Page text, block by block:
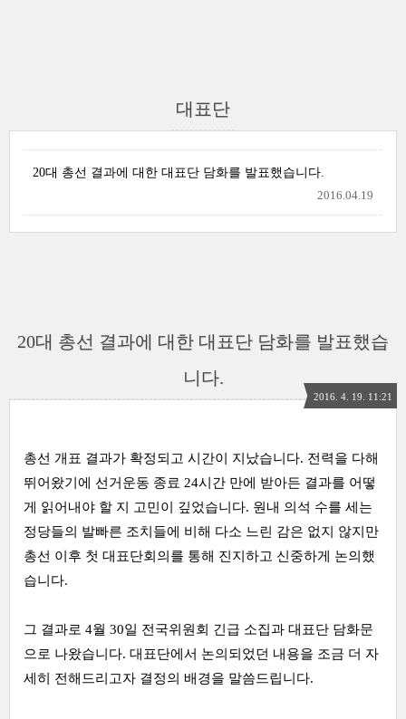
대표단
20대 총선 결과에 대한 대표단 담화를 발표했습니다.
2016.04.19
20대 총선 결과에 대한 대표단 담화를 발표했습
니다.
2016. 4. 19. 11:21
총선 개표 결과가 확정되고 시간이 지났습니다. 전력을 다해
뛰어왔기에 선거운동 종료 24시간 만에 받아든 결과를 어떻
게 읽어내야 할 지 고민이 깊었습니다. 원내 의석 수를 세는
정당들의 발빠른 조치들에 비해 다소 느린 감은 없지 않지만
총선 이후 첫 대표단회의를 통해 진지하고 신중하게 논의했
습니다.
그 결과로 4월 30일 전국위원회 긴급 소집과 대표단 담화문
으로 나왔습니다. 대표단에서 논의되었던 내용을 조금 더 자
세히 전해드리고자 결정의 배경을 말씀드립니다.